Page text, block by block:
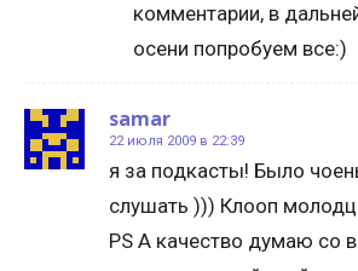
комментарии, в
осени попробуем все:)
samar
22 июля 2009 в 22:39
я за подкасты! Было
слушать ))) Клооп
PS А качество думаю со